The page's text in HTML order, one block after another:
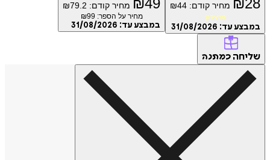
מחיר קודם: ₪44
עד:31/08/2026
מחיר קודם: ₪79.2
מחיר על הספר: ₪99
במבצע עד:31/08/2026
כמתנה